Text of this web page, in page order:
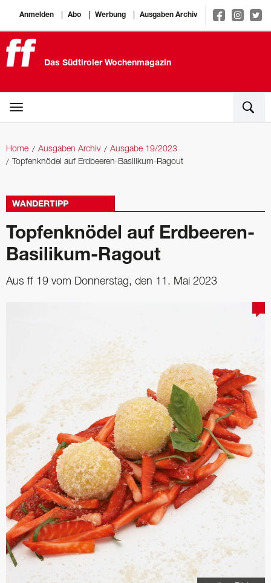
Anmelden Abo Werbung Ausgaben Archiv
Das Südtiroler Wochenmagazin
Home Ausgaben Archiv
Ausgabe 19/2023
Topfenknödel auf Erdbeeren-Basilikum-Ragout
WANDERTIPP
Topfenknödel auf Erdbeeren-
Basilikum-Ragout
Aus ff 19 vom Donnerstag, den 11. Mai 2023